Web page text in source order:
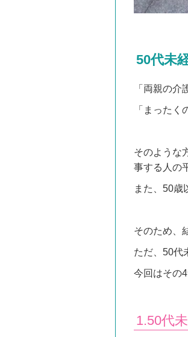
50代未
「両親の介
「まった
そのような
事する人の
また、50歳
そのため、
ただ、50代
今回はその
1.50代